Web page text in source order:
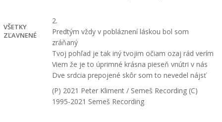
VŠETKY
ZĽAVNENÉ
2.
Predtým vždy v pobláznení láskou bol som
zráňaný
Tvoj pohľad je tak iný tvojim očiam ozaj rád verím
Viem že je to úprimné krásna pieseň vnútri v nás
Dve srdcia prepojené skôr som to nevedel nájsť
(P) 2021 Peter Kliment / Semeš Recording (C)
1995-2021 Semeš Recording